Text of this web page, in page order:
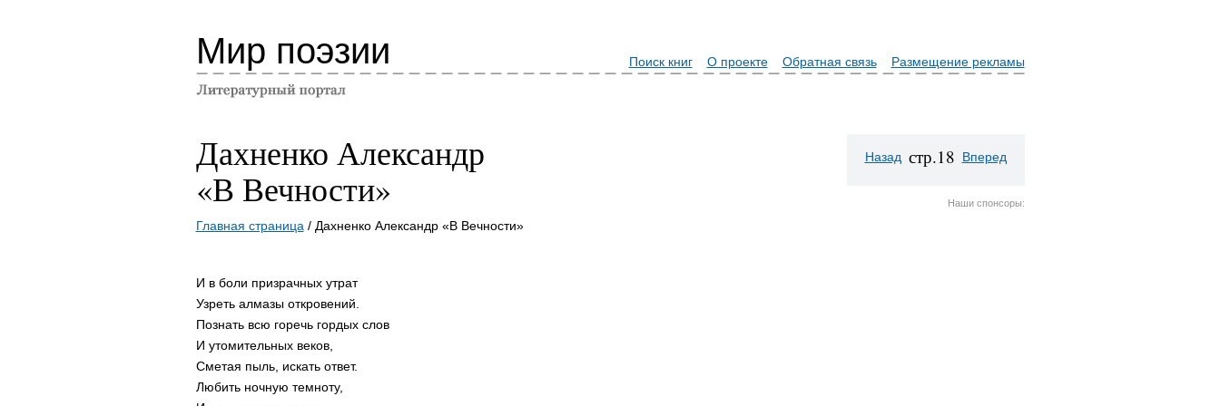
Мир поэзии Поиск книг О проекте Обратная связь Размещение рекламы
Дахненко Александр
«В Вечности»
Главная страница / Дахненко Александр «В Вечности»
И в боли призрачных утрат
Узреть алмазы откровений.
Познать всю горечь гордых слов
И утомительных веков,
Сметая пыль, искать ответ.
Любить ночную темноту,
Назад стр.18 Вперед
Наши спонсоры: